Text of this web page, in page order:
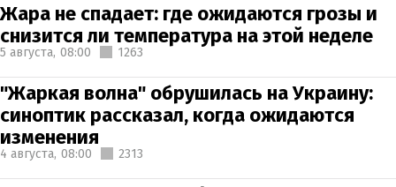
Жара не спадает: где ожидаются грозы и
снизится ли температура на этой неделе
5 августа, 08:00 1263
"Жаркая волна" обрушилась на Украину:
синоптик рассказал, когда ожидаются
изменения
4 августа, 08:00 2313